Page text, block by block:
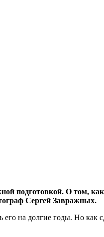
подготовкой. О том, как
Сергей Завражных.
на долгие годы. Но как